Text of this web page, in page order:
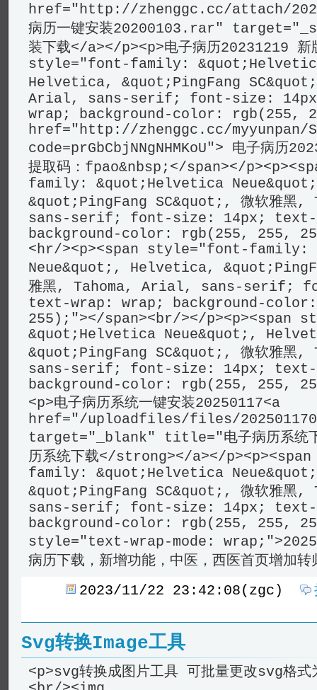
href="http://zhenggc.cc/attach/
病历一键安装20200103.rar"
装下载</a></p><p>电子病历20231219 新
style="font-family:
Helvetica, &quot;PingFang
Arial, sans-serif; font-size:
wrap; background-color: rgb(255,
href="http://zhenggc.cc/myyunpan/
code=prGbCbjNNgNHMKoU"> 电子病历
提取码：fpao&nbsp;</span></
family: &quot;Helvetica
&quot;PingFang SC&quot;, 微软雅黑
sans-serif; font-size: 14px; text-
background-color: rgb(255, 255,
<hr/><p><span style="font-family:
Neue&quot;, Helvetica,
雅黑, Tahoma, Arial, sans-serif;
text-wrap: wrap; background-
255);"></span><br/></
&quot;Helvetica Neue&quot;,
&quot;PingFang SC&quot;, 微软雅黑
sans-serif; font-size: 14px; text-
background-color: rgb(255, 255,
<p>电子病历系统一键安装20250117<a
href="/uploadfiles/files/
target="_blank" title="电子病历系统
历系统下载</strong></a></
family: &quot;Helvetica
&quot;PingFang SC&quot;, 微软雅黑
sans-serif; font-size: 14px; text-
background-color: rgb(255, 255,
style="text-wrap-mode:
病历下载，新增功能，中医，西医首页增加
2023/11/22 23:42:08(zgc)
Svg转换Image工具
<p>svg转换成图片工具 可批量更改svg格